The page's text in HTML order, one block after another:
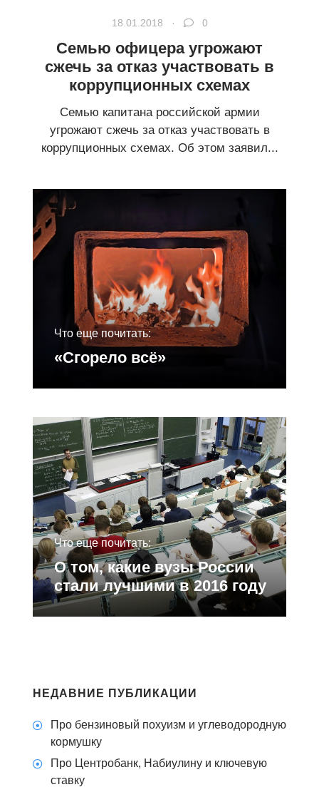
18.01.2018 · 0
Семью офицера угрожают
сжечь за отказ участвовать в
коррупционных схемах
Семью капитана российской армии
угрожают сжечь за отказ участвовать в
коррупционных схемах. Об этом заявил...
Что еще почитать:
«Сгорело всё»
Что еще почитать:
О том, какие вузы России
стали лучшими в 2016 году
НЕДАВНИЕ ПУБЛИКАЦИИ
Про бензиновый похуизм и углеводородную
кормушку
Про Центробанк, Набиулину и ключевую
ставку